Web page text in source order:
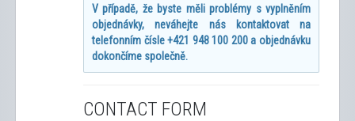
V případě, že byste měli problémy s vyplněním
objednávky, neváhejte nás kontaktovat na
telefonním čísle +421 948 100 200 a objednávku
dokončíme společně.
CONTACT FORM